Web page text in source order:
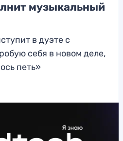
музыкальный
в дуэте с
себя в новом деле,
петь»